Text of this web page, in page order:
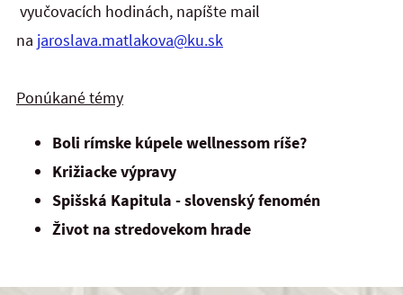
vyučovacích hodinách, napíšte mail
na jaroslava.matlakova@ku.sk
Ponúkané témy
Boli rímske kúpele wellnessom ríše?
Križiacke výpravy
Spišská Kapitula - slovenský fenomén
Život na stredovekom hrade